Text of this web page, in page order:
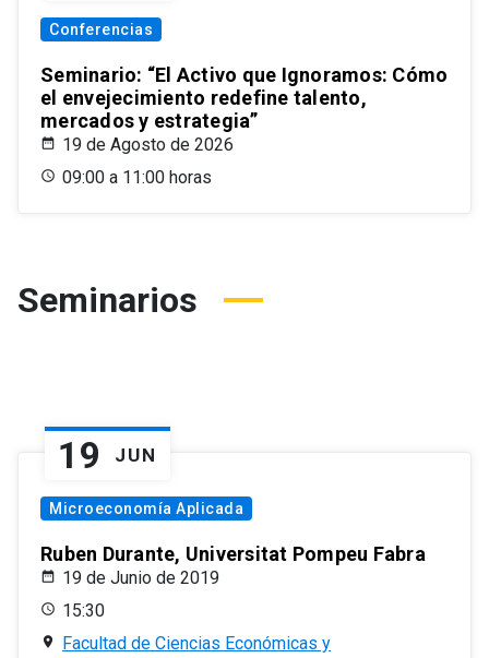
Conferencias
Seminario: “El Activo que Ignoramos: Cómo
el envejecimiento redefine talento,
mercados y estrategia”
19 de Agosto de 2026
09:00 a 11:00 horas
Seminarios
19 JUN
Microeconomía Aplicada
Ruben Durante, Universitat Pompeu Fabra
19 de Junio de 2019
15:30
Facultad de Ciencias Económicas y